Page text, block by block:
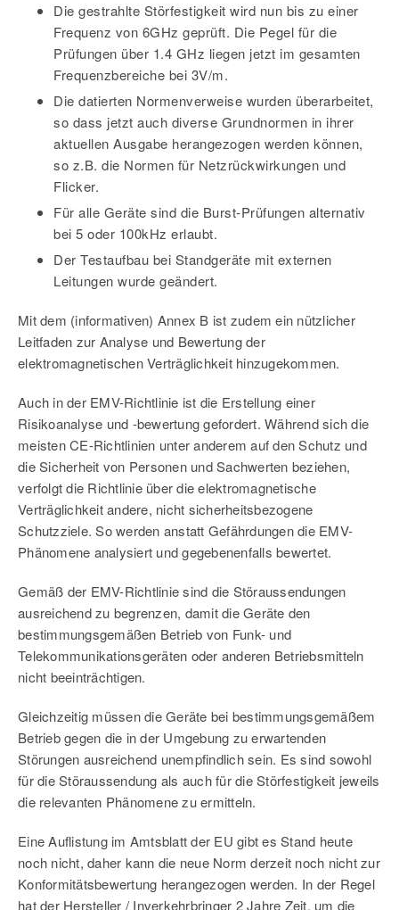
Die gestrahlte Störfestigkeit wird nun bis zu einer
Frequenz von 6GHz geprüft. Die Pegel für die
Prüfungen über 1.4 GHz liegen jetzt im gesamten
Frequenzbereiche bei 3V/m.
Die datierten Normenverweise wurden überarbeitet,
so dass jetzt auch diverse Grundnormen in ihrer
aktuellen Ausgabe herangezogen werden können,
so z.B. die Normen für Netzrückwirkungen und
Flicker.
Für alle Geräte sind die Burst-Prüfungen alternativ
bei 5 oder 100kHz erlaubt.
Der Testaufbau bei Standgeräte mit externen
Leitungen wurde geändert.
Mit dem (informativen) Annex B ist zudem ein nützlicher
Leitfaden zur Analyse und Bewertung der
elektromagnetischen Verträglichkeit hinzugekommen.
Auch in der EMV-Richtlinie ist die Erstellung einer
Risikoanalyse und -bewertung gefordert. Während sich die
meisten CE-Richtlinien unter anderem auf den Schutz und
die Sicherheit von Personen und Sachwerten beziehen,
verfolgt die Richtlinie über die elektromagnetische
Verträglichkeit andere, nicht sicherheitsbezogene
Schutzziele. So werden anstatt Gefährdungen die EMV-
Phänomene analysiert und gegebenenfalls bewertet.
Gemäß der EMV-Richtlinie sind die Störaussendungen
ausreichend zu begrenzen, damit die Geräte den
bestimmungsgemäßen Betrieb von Funk- und
Telekommunikationsgeräten oder anderen Betriebsmitteln
nicht beeinträchtigen.
Gleichzeitig müssen die Geräte bei bestimmungsgemäßem
Betrieb gegen die in der Umgebung zu erwartenden
Störungen ausreichend unempfindlich sein. Es sind sowohl
für die Störaussendung als auch für die Störfestigkeit jeweils
die relevanten Phänomene zu ermitteln.
Eine Auflistung im Amtsblatt der EU gibt es Stand heute
noch nicht, daher kann die neue Norm derzeit noch nicht zur
Konformitätsbewertung herangezogen werden. In der Regel
hat der Hersteller / Inverkehrbringer 2 Jahre Zeit, um die